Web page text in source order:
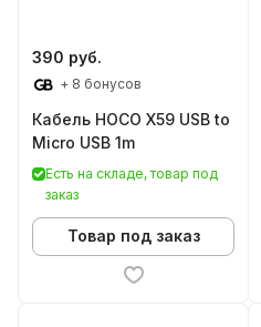
390 руб.
+ 8 бонусов
Кабель HOCO X59 USB to
Micro USB 1m
Есть на складе, товар под
заказ
Товар под заказ